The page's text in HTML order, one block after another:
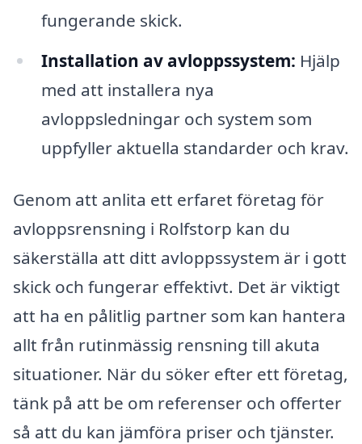
fungerande skick.
Installation av avloppssystem: Hjälp
med att installera nya
avloppsledningar och system som
uppfyller aktuella standarder och krav.
Genom att anlita ett erfaret företag för
avloppsrensning i Rolfstorp kan du
säkerställa att ditt avloppssystem är i gott
skick och fungerar effektivt. Det är viktigt
att ha en pålitlig partner som kan hantera
allt från rutinmässig rensning till akuta
situationer. När du söker efter ett företag,
tänk på att be om referenser och offerter
så att du kan jämföra priser och tjänster.